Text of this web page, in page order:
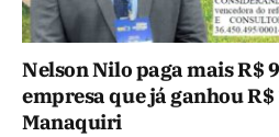
Nelson Nilo paga mais R$
empresa que já ganhou
Manaquiri